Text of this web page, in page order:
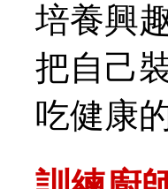
培養興
把自己
吃健